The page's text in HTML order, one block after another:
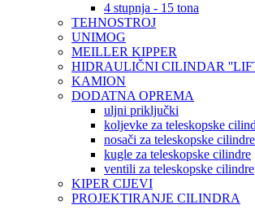
4 stupnja - 15 tona
TEHNOSTROJ
UNIMOG
MEILLER KIPPER
HIDRAULIČNI CILINDAR
KAMION
DODATNA OPREMA
uljni priključki
koljevke za teleskopske
nosači za teleskopske cilindre
kugle za teleskopske cilindre
ventili za teleskopske cilindre
KIPER CIJEVI
PROJEKTIRANJE CILINDRA